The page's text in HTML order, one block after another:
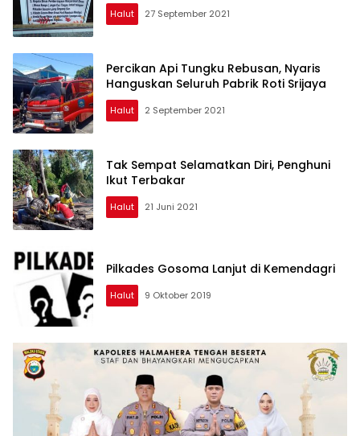
Halut 27 September 2021
Percikan Api Tungku Rebusan, Nyaris
Hanguskan Seluruh Pabrik Roti Srijaya
Halut 2 September 2021
Tak Sempat Selamatkan Diri, Penghuni
Ikut Terbakar
Halut 21 Juni 2021
Pilkades Gosoma Lanjut di Kemendagri
Halut 9 Oktober 2019